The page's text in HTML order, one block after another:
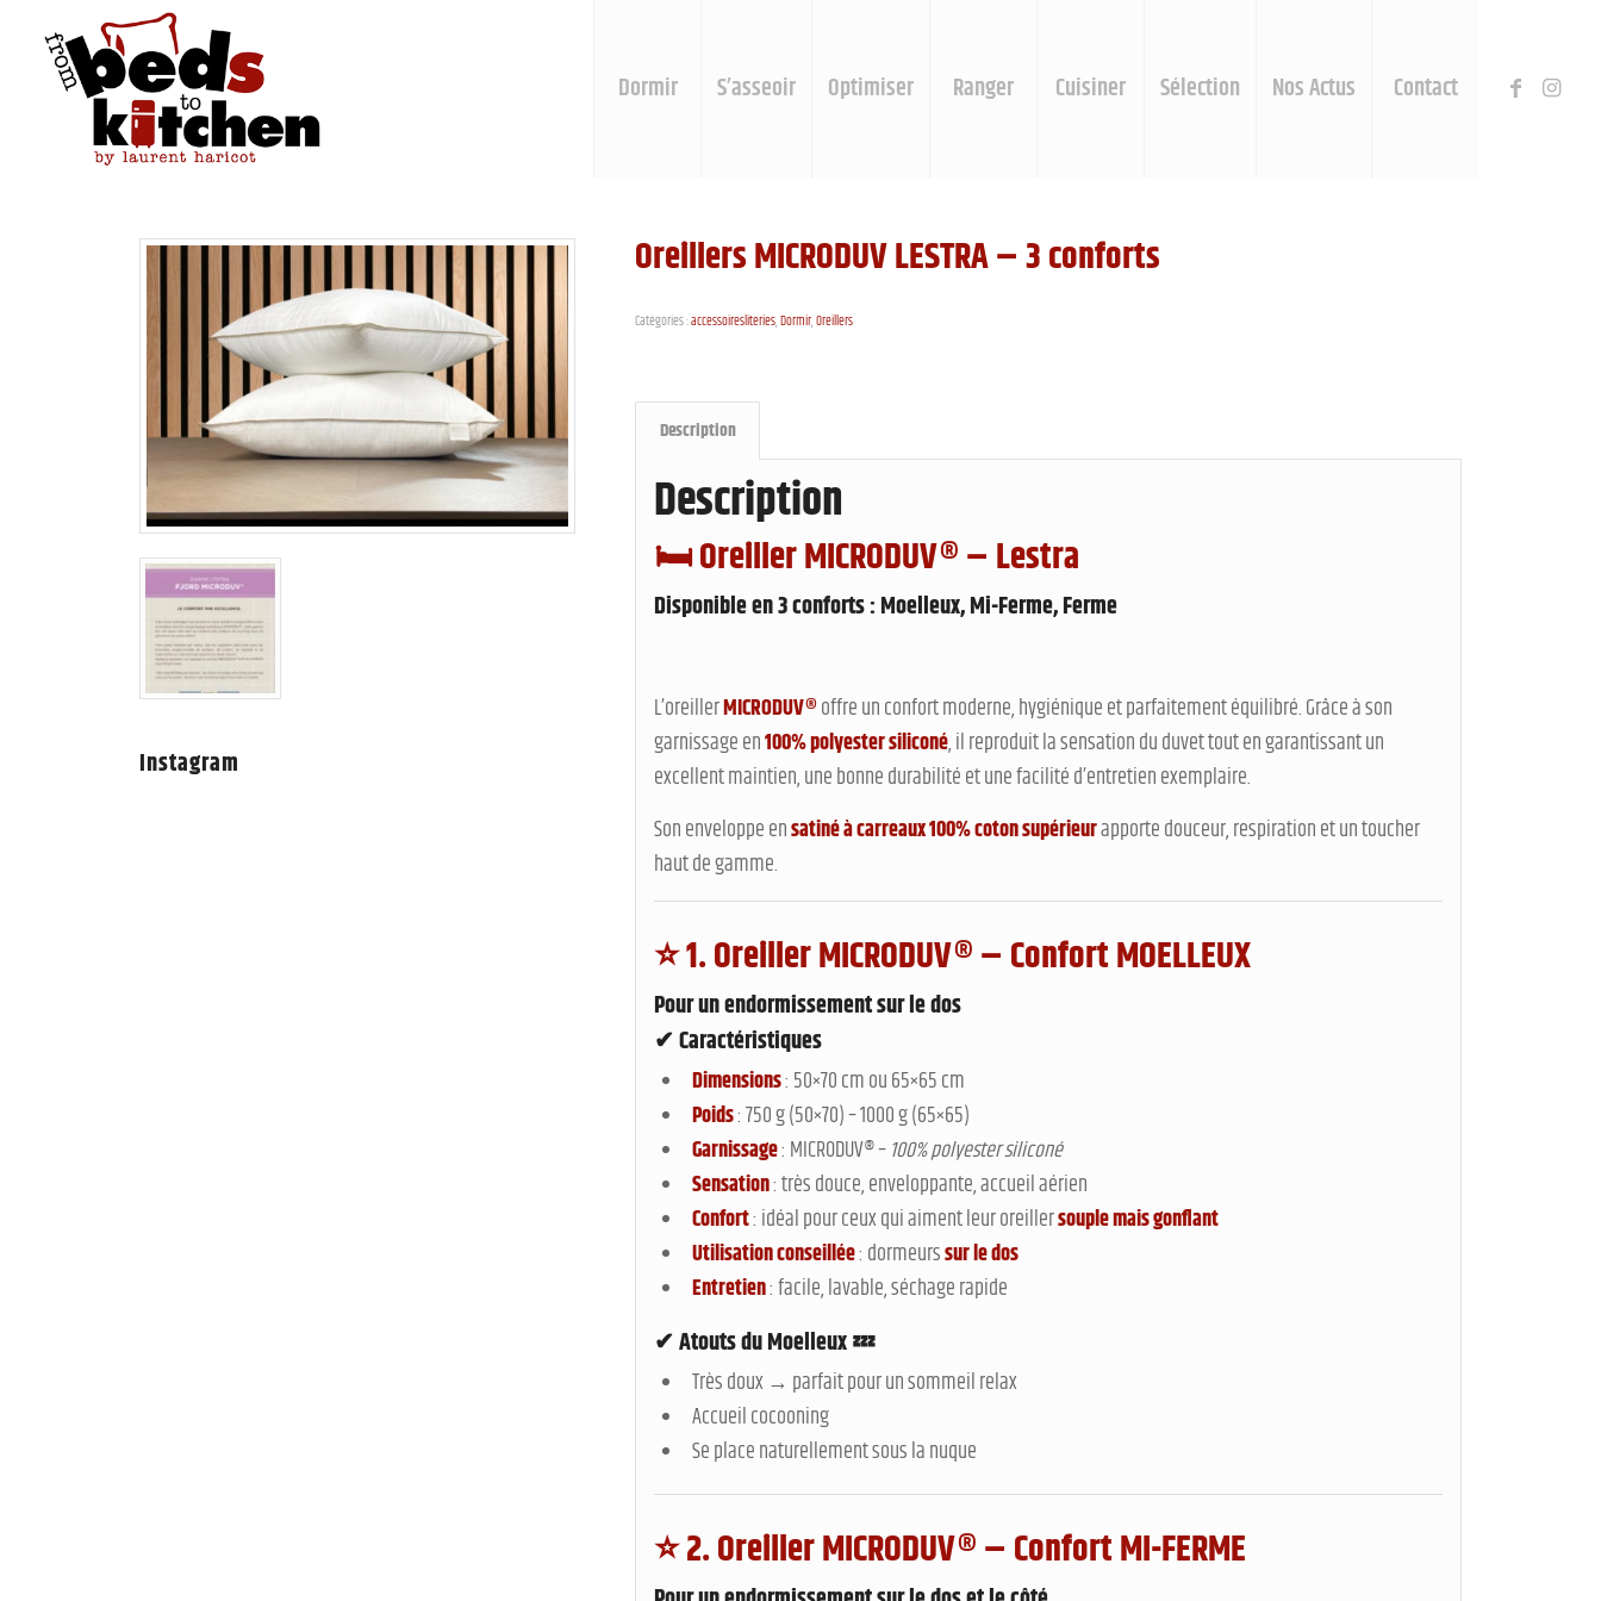
Dormir S’asseoir Optimiser Ranger Cuisiner Sélection Nos Actus Contact
Instagram
Oreillers MICRODUV LESTRA – 3 conforts
Catégories :accessoiresliteries,Dormir,Oreillers
Description
Description
🛏️Oreiller MICRODUV® – Lestra
Disponible en 3 conforts :Moelleux,Mi-Ferme,Ferme
L’oreillerMICRODUV®offre un confort moderne, hygiénique et parfaitement équilibré. Grâce à son
garnissage en100% polyester siliconé, il reproduit la sensation du duvet tout en garantissant un
excellent maintien, une bonne durabilité et une facilité d’entretien exemplaire.
Son enveloppe ensatiné à carreaux 100% coton supérieurapporte douceur, respiration et un toucher
haut de gamme.
⭐1. Oreiller MICRODUV® – Confort MOELLEUX
Pour unendormissement sur le dos
✔ Caractéristiques
Dimensions: 50×70 cm ou 65×65 cm
Poids: 750 g (50×70) – 1000 g (65×65)
Garnissage: MICRODUV® –100% polyester siliconé
Sensation: très douce, enveloppante, accueil aérien
Confort: idéal pour ceux qui aiment leur oreillersouple mais gonflant
Utilisation conseillée: dormeurssur le dos
Entretien: facile, lavable, séchage rapide
✔ Atouts du Moelleux 💤
Très doux → parfait pour un sommeil relax
Accueil cocooning
Se place naturellement sous la nuque
⭐2. Oreiller MICRODUV® – Confort MI-FERME